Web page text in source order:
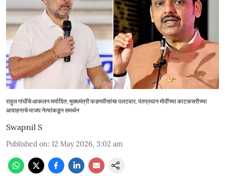
राहुल गांधींचे आकलन मर्यादित; मुख्यमंत्री फडणवीसांचा पलटवार, पंतप्रधान मोदींच्या काटकसरीच्या
आवाहनाचे भाजप नेत्यांकडून समर्थन
Swapnil S
Published on: 12 May 2026, 3:02 am